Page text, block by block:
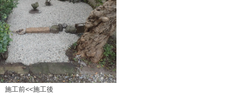
施工前<<施工後